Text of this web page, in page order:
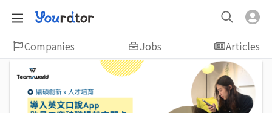
Companies Jobs Articles